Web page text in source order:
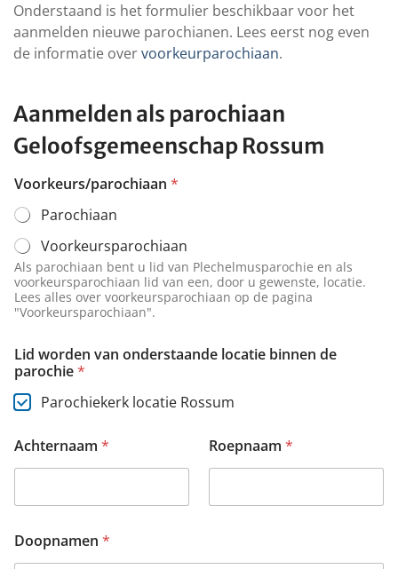
Onderstaand is het formulier beschikbaar voor het
aanmelden nieuwe parochianen. Lees eerst nog even
de informatie overvoorkeurparochiaan.
Aanmelden als parochiaan
Geloofsgemeenschap Rossum
Voorkeurs/parochiaan *
Parochiaan
Voorkeursparochiaan
Als parochiaan bent u lid van Plechelmusparochie en als
voorkeursparochiaan lid van een, door u gewenste, locatie.
Lees alles over voorkeursparochiaan op de pagina
"Voorkeursparochiaan".
Lid worden van onderstaande locatie binnen de
parochie*
Parochiekerk locatie Rossum
Achternaam * Roepnaam *
Doopnamen *